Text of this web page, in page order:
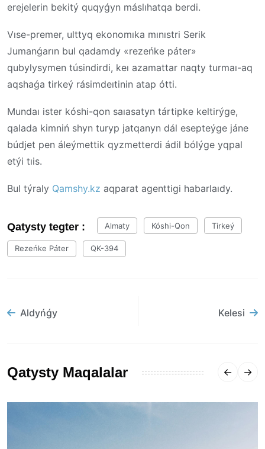
erejelerin bekitý quqyǵyn máslıhatqa berdi.
Vıse-premer, ulttyq ekonomıka mınıstri Serik
Jumanǵarın bul qadamdy «rezeńke páter»
qubylysymen túsindirdi, keı azamattar naqty turmaı-aq
aqshaǵa tirkeý rásimdeıtinin atap ótti.
Mundaı ister kóshi-qon saıasatyn tártipke keltirýge,
qalada kimniń shyn turyp jatqanyn dál esepteýge jáne
búdjet pen áleýmettik qyzmetterdi ádil bólýge yqpal
etýi tıis.
Bul týraly Qamshy.kz aqparat agenttigi habarlaıdy.
Qatysty tegter : Almaty Kóshi-Qon Tirkeý
Rezeńke Páter QK-394
Aldyńǵy Kelesi
Qatysty Maqalalar